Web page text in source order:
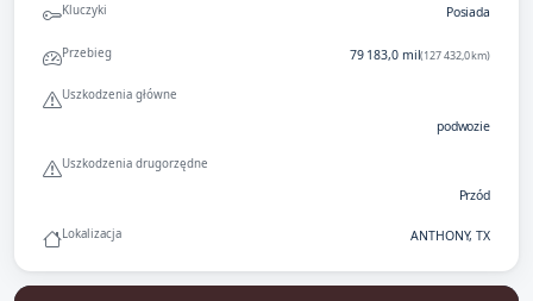
Kluczyki Posiada
Przebieg 79 183,0 mil(127 432,0 km)
Uszkodzenia główne
podwozie
Uszkodzenia drugorzędne
Przód
Lokalizacja ANTHONY, TX